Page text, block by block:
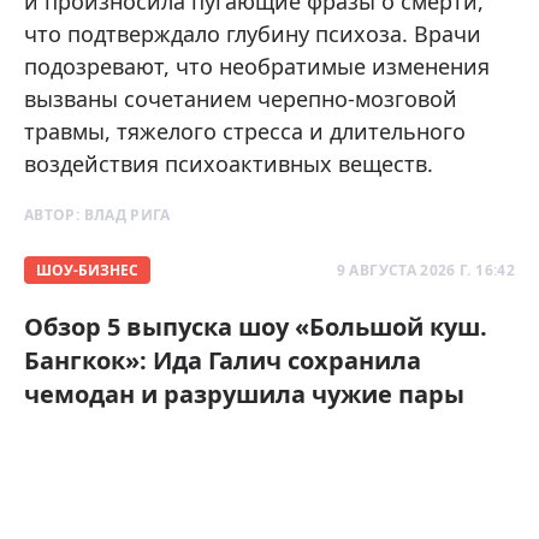
что подтверждало глубину психоза. Врачи
подозревают, что необратимые изменения
вызваны сочетанием черепно-мозговой
травмы, тяжелого стресса и длительного
воздействия психоактивных веществ.
АВТОР: ВЛАД РИГА
ШОУ-БИЗНЕС 9 АВГУСТА 2026 Г. 16:42
Обзор 5 выпуска шоу «Большой куш.
Бангкок»: Ида Галич сохранила
чемодан и разрушила чужие пары